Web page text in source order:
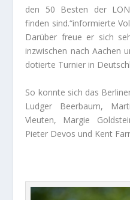
den 50 Besten der
finden sind.“informierte
Darüber freue er sich
inzwischen nach Aachen
dotierte Turnier in
So konnte sich das
Ludger Beerbaum,
Vleuten, Margie
Pieter Devos und Kent